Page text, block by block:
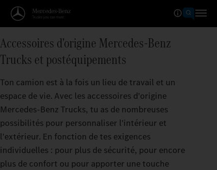
Accessoires d'origine Mercedes‑Benz
Trucks et postéquipements
Ton camion est à la fois un lieu de travail et un
espace de vie. Avec les accessoires d'origine
Mercedes‑Benz Trucks, tu as de nombreuses
possibilités pour personnaliser l'intérieur et
l'extérieur. En fonction de tes exigences
individuelles : pour plus de sécurité, pour encore
plus de confort ou pour apporter une touche